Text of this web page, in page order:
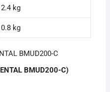
2.4 kg
0.8 kg
BMUD200-C
BMUD200-C)